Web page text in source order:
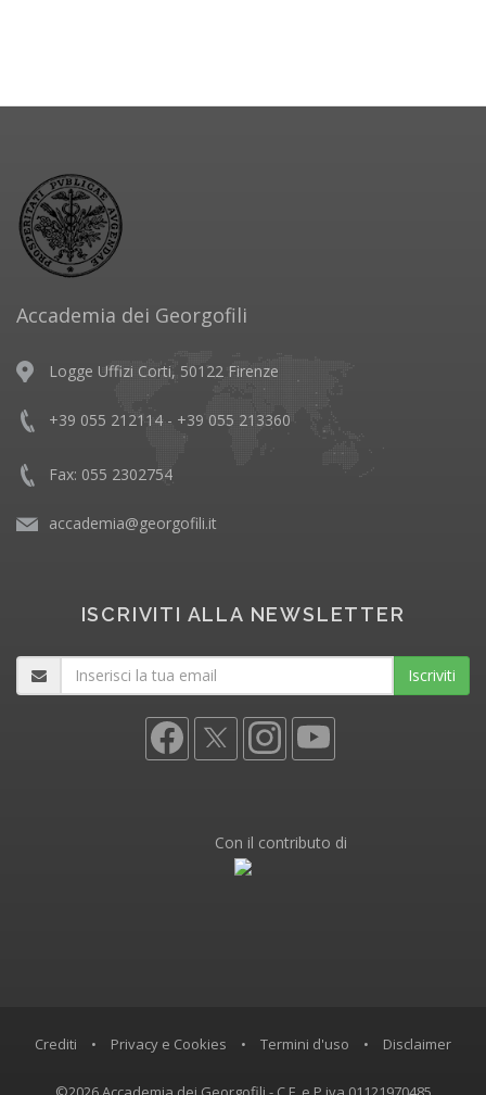
Accademia dei Georgofili
Logge Uffizi Corti, 50122 Firenze
+39 055 212114 - +39 055 213360
Fax: 055 2302754
accademia@georgofili.it
ISCRIVITI ALLA NEWSLETTER
Iscriviti
Con il contributo di
Crediti • Privacy e Cookies • Termini d'uso • Disclaimer